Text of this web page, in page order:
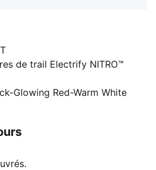
de trail Electrify NITRO™
conçu pour
runners sur tous les terrains.
pour un retour
sur différents types de
technique pour la résistance :
simplement idéales.
Glowing Red-Warm White